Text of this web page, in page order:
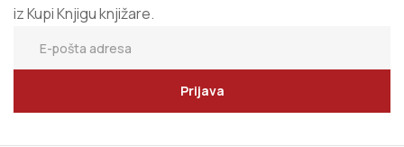
iz Kupi Knjigu knjižare.
Prijava